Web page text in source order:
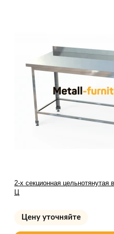
2-х секционная
Ц
Цену уточняйте